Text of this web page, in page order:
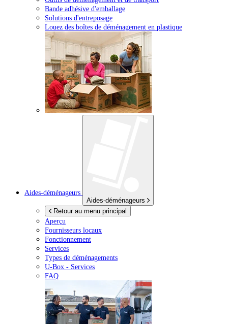
Bande adhésive d'emballage
Solutions d'entreposage
Louez des boîtes de déménagement en plastique
Aides-déménageurs
Aides-déménageurs
Retour au menu principal
Aperçu
Fournisseurs locaux
Fonctionnement
Services
Types de déménagements
U-Box - Services
FAQ